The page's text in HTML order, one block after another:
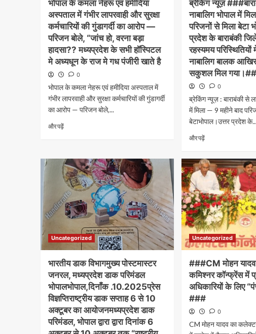
भोपाल के कमला नेहरू एवं हमीदिया
अस्पताल में गंभीर लापरवाही और सुरक्षा
कर्मचारियों की गुंडागर्दी का आरोप —
परिजन बोले, “जांच हो, वरना बड़ा
हादसा?? मध्यप्रदेश के सभी हॉस्पिटल
मे अध्यधून के राज मे गध पंजीरी खाते है
0
भोपाल के कमला नेहरू एवं हमीदिया अस्पताल में
गंभीर लापरवाही और सुरक्षा कर्मचारियों की गुंडागर्दी
का आरोप — परिजन बोले,...
और पढ़ें
ब्रेकिंग न्यूज़
नाबालिग भोपाल में
परिजनों से मिला बेटा
प्रदेश के बाराबंकी
रहस्यमय
नाबालिग बालक
सकुशल मिल
0
ब्रेकिंग न्यूज़ : बाराबंकी से
में मिला — 9 महीने बाद
बेटाभोपाल।उत्तर प्रदेश
और पढ़ें
Uncategorized
भारतीय डाक विभागमुख्य पोस्टमास्टर
जनरल, मध्यप्रदेश डाक परिमंडल
भोपालभोपाल,दिनाँक .10.2025प्रेस
विज्ञप्तिराष्ट्रीय डाक सप्ताह 6 से 10
अक्टूबर का आयोजनमध्यप्रदेश डाक
परिमंडल, भोपाल द्वारा द्वारा दिनांक 6
Uncategorized
###CM मोहन
कमिश्नर कॉन्फ्रेंस में
अधिकारियों के लिए
###
0
CM मोहन यादव का